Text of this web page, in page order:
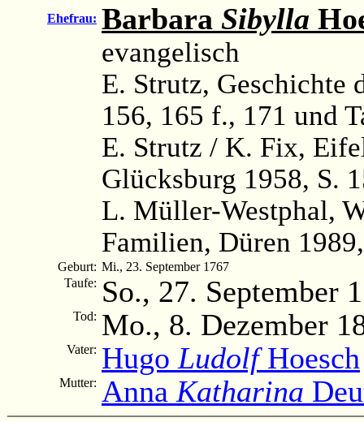
Ehefrau: Barbara Sibylla
evangelisch
E. Strutz, Geschichte
156, 165 f., 171 und
E. Strutz / K. Fix,
Glücksburg 1958, S.
L. Müller-Westphal,
Familien, Düren
Geburt: Mi., 23. September 1767
Taufe: So., 27. September
Tod: Mo., 8. Dezember
Vater: Hugo LudolfHoesch
Mutter: Anna Katharina